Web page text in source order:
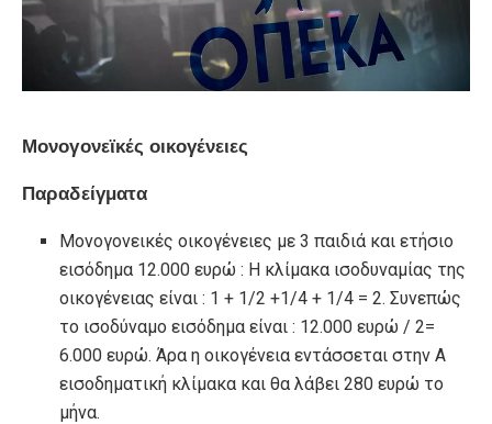
Μονογονεϊκές οικογένειες
Παραδείγματα
Μονογονεικές οικογένειες με 3 παιδιά και ετήσιο
εισόδημα 12.000 ευρώ : Η κλίμακα ισοδυναμίας της
οικογένειας είναι : 1 + 1/2 +1/4 + 1/4 = 2. Συνεπώς
το ισοδύναμο εισόδημα είναι : 12.000 ευρώ / 2=
6.000 ευρώ. Άρα η οικογένεια εντάσσεται στην Α
εισοδηματική κλίμακα και θα λάβει 280 ευρώ το
μήνα.